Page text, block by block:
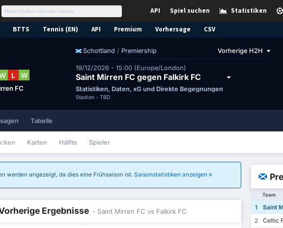
Statistiken
Spiel suchen
API
BTTS Tennis (EN) API Premium Vorhersage CSV
Schottland / Premiership Vorherige H2H
19/12/2026 - 15:00 (Europe/London)
Saint Mirren FC gegen Falkirk FC
Statistiken, Daten, xG und Direkte Begegnungen
Stadion - TBD
L W
FC
Tabelle
Karten Hälfte Spieler
werden angezeigt, da dies eine Frühsaison ist. Saisonstatistiken anzeigen
Ergebnisse - Saint Mirren FC vs Falkirk FC
Team
1 Saint
2
Celtic